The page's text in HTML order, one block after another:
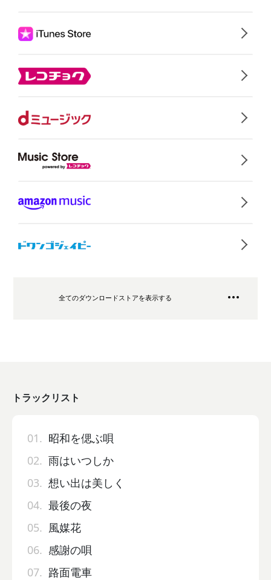
全てのダウンロードストアを表示する
トラックリスト
01. 昭和を偲ぶ唄
02. 雨はいつしか
03. 想い出は美しく
04. 最後の夜
05. 風媒花
06. 感謝の唄
07. 路面電車